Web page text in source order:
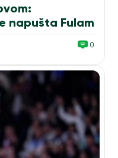
napušta Fulam
0